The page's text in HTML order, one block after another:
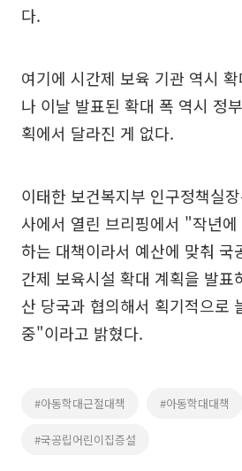
다.
여기에 시간제 보육 기관 역시
나 이날 발표된 확대 폭 역시 정
획에서 달라진 게 없다.
이태한 보건복지부 인구정책실
사에서 열린 브리핑에서 "작년
하는 대책이라서 예산에 맞춰 국
간제 보육시설 확대 계획을 발
산 당국과 협의해서 획기적으로
중"이라고 밝혔다.
#아동학대근절대책 #아동학대대책
#국공립어린이집증설